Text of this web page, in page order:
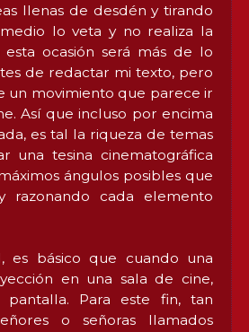
llenas de desdén y tirando
lo veta y no realiza la
ocasión será más de lo
de redactar mi texto, pero
un movimiento que parece ir
Así que incluso por encima
es tal la riqueza de temas
una tesina cinematográfica
ángulos posibles que
razonando cada elemento
es básico que cuando una
en una sala de cine,
Para este fin, tan
o señoras llamados